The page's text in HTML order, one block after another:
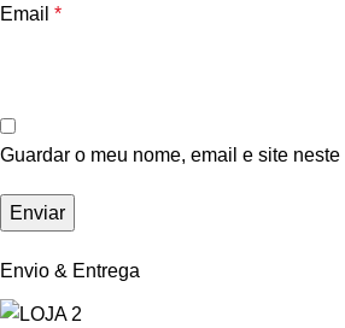
Email *
Guardar o meu nome, email e site
Envio & Entrega